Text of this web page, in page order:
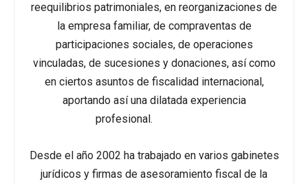
reequilibrios patrimoniales, en reorganizaciones de
la empresa familiar, de compraventas de
participaciones sociales, de operaciones
vinculadas, de sucesiones y donaciones, así como
en ciertos asuntos de fiscalidad internacional,
aportando así una dilatada experiencia
profesional.
Desde el año 2002 ha trabajado en varios gabinetes
jurídicos y firmas de asesoramiento fiscal de la